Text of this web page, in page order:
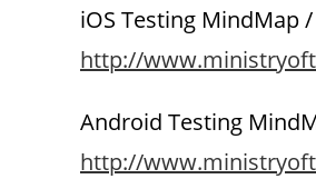
iOS Testing MindMap
http://
Android Testing
http://